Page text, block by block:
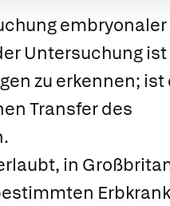
embryonaler
Untersuchung ist
zu erkennen; ist
Transfer des
in